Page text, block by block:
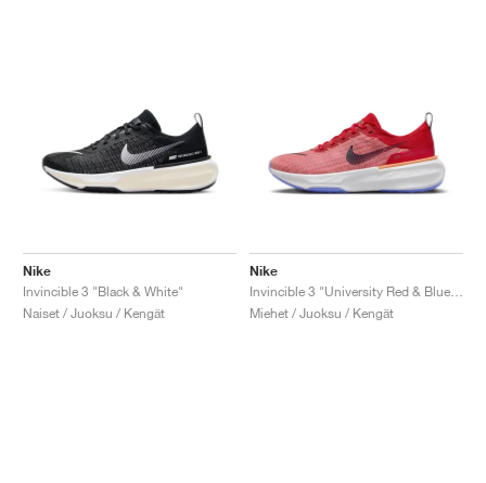
Nike
Invincible 3 "Black & White"
Naiset / Juoksu / Kengät
Nike
Miehet / Juoksu / Kengät